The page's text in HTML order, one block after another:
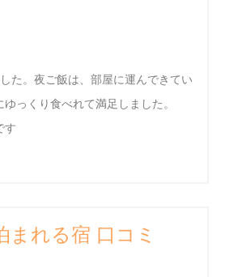
た。夜ご飯は、部屋に運んできてい
っくり食べれて満足しました。
す
まれる宿 口コミ